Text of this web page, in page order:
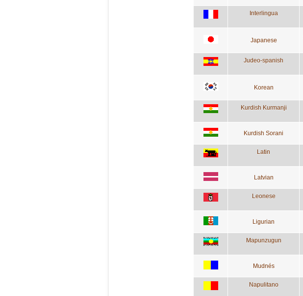
Interlingua
Japanese
Judeo-spanish
Korean
Kurdish Kurmanji
Kurdish Sorani
Latin
Latvian
Leonese
Ligurian
Mapunzugun
Mudnés
Napulitano